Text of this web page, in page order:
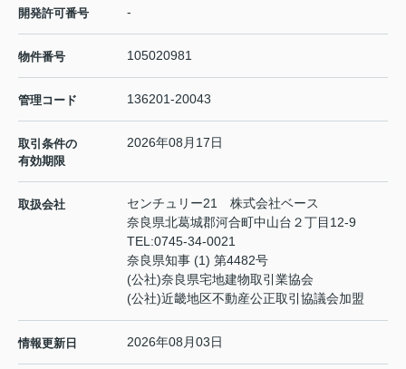
開発許可番号 -
物件番号 105020981
管理コード 136201-20043
取引条件の
有効期限
2026年08月17日
取扱会社
センチュリー21 株式会社ベース
奈良県北葛城郡河合町中山台２丁目12-9
TEL:0745-34-0021
奈良県知事 (1) 第4482号
(公社)奈良県宅地建物取引業協会
(公社)近畿地区不動産公正取引協議会加盟
情報更新日 2026年08月03日